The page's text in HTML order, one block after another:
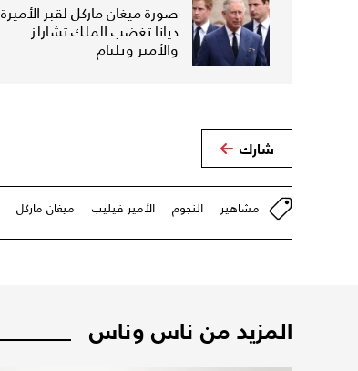
صورة ميغان ماركل لقبر الأميرة
ديانا تغضب الملك تشارلز
والأمير ويليام
شارك
مشاهير النجوم الأمير فيليب ميغان ماركل
المزيد من ناس وناس